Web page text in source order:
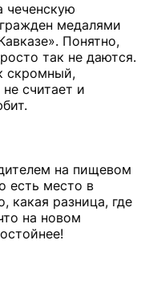
чеченскую
медалями
Понятно,
так не даются.
скромный,
считает и
на пищевом
есть место в
какая разница, где
на новом